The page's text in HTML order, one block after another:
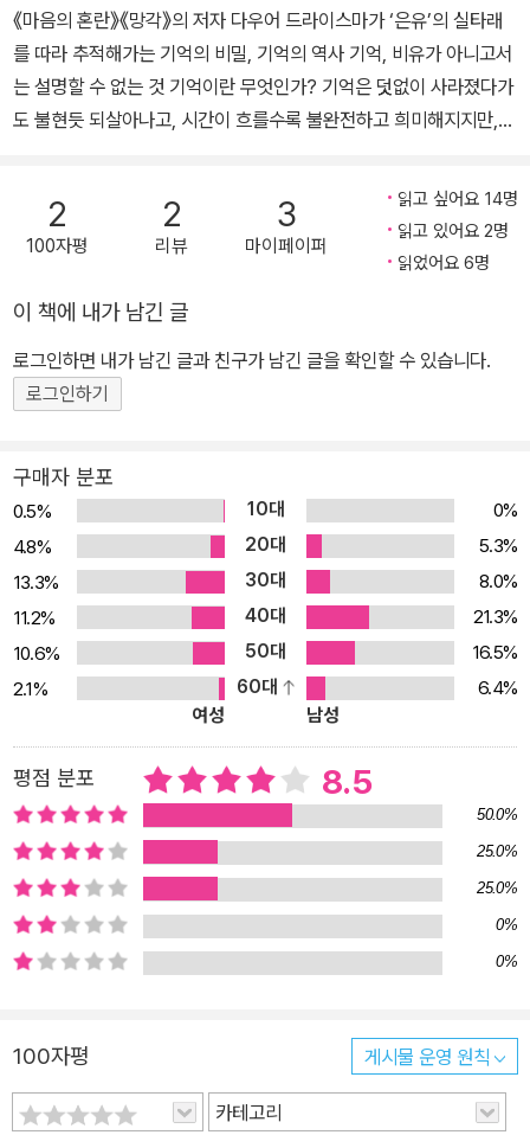
말하는 《향수를 불러일으키는 공장》 등의 저서가 있다.
《마음의 혼란》《망각》의 저자 다우어 드라이스마가 ‘은유’의 실타래
를 따라 추적해가는 기억의 비밀, 기억의 역사 기억, 비유가 아니고서
는 설명할 수 없는 것 기억이란 무엇인가? 기억은 덧없이 사라졌다가
도 불현듯 되살아나고, 시간이 흐를수록 불완전하고 희미해지지만,
다. 이 불가해한 기억이 없다면 우리는 아무것도 할 수 없다. 기억 없
이는 자신이 누구인지도 알 수 없고, 합리적 추론도 불가능하며, 벽에
못을 박는 간단한 일조차 해낼 수 없다. 기억은 이처럼 우리가 살아가
각의 비밀을 푸는 일은 더 말할 나위 없다. 기억은 비밀스런 미로이며
미궁이다. 이 책의 저자인 네덜란드 심리학자 다우어 드라이스마(Do
uwe Draaisma)는 《나이 들수록 왜 시간은 빨리 흐르는가》에서 해
박한 지식과 시적인 감수성, 예리한 관찰력으로 데자뷔, 생체시계, 사
있다. 그리고 기억을 ‘망각’과 함께 보기 위해 3년 동안 노력한 끝에
내놓은 역작 《망각: 우리의 기억은 왜 끊임없이 변하고 또 사라질까》,
신경질환과 정신질환을 처음 발견하고 그 원인과 증세를 세밀하게 밝
힌 ‘학문적 아버지들의 치열한 지적 여정’을 그린 《마음의 혼란: 사람
의 이름을 갖게 된 마음의 병들》, 기억에 관한 통념을 깨뜨리고 늙어
가는 뇌의 진실에 관해 말하는 《향수를 불러일으키는 공장》 등 기억
과 망각에 관한 여러 권의 책을 펴냈고, 우리 출판사에서 꾸준히 출판
해 좋은 반응을 얻었다. 이 책 《은유로 본 기억의 역사》는 드라이스마
의 박사 학위 논문이자 첫 번째 저술로, ‘은유’라는 독창적인 관점을
통해 기억심리학의 역사를 흥미진진하게 재구성한다. 이 책에서 은유
는 기억의 역사를 새로운 눈으로 바라보게 해주는 유용한 도구로서
재발견된다. 그런데 왜 ‘은유’인가? 기억은, 아니 마음의 세계는, 비유
의 힘을 빌리지 않고는 설명할 수 없는 대상이기 때문이다. 은유, 기억
의 비밀에 다가서는 열쇠 여러 시대에 걸쳐 철학자와 심리학자들은
기억을 이해하기 위한 방편으로 은유를 사용해왔다. 이 책은 고대로
부터 현대에 이르기까지 그런 기억의 은유를 찾아나서는 여정이다.
했다. 플라톤의 ‘새장’, 아우구스티누스의 ‘동굴’과 ‘궁전’, 플러드의
‘기억 극장’, 카루스의 ‘미궁’, 프로이트의 ‘신비스런 글쓰기 판’, 그리고
현대에 와서 기억의 은유는 신기술에 경도된다. 드레이퍼의 ‘사진’, 귀
2
100자평
2
리뷰
3
마이페이퍼
읽고 싶어요 14명
읽고 있어요 2명
읽었어요 6명
이 책에 내가 남긴 글
로그인하면 내가 남긴 글과 친구가 남긴 글을 확인할 수 있습니다.
로그인하기
구매자 분포
0.5% 10대
0%
4.8%
20대
5.3%
13.3%
30대
8.0%
11.2%
40대
21.3%
10.6%
50대
16.5%
2.1%
60대
6.4%
여성
남성
평점 분포 8.5
50.0%
25.0%
25.0%
0%
0%
100자평 게시물 운영 원칙
카테고리